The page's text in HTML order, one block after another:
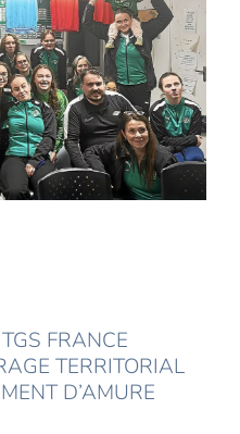
FRANCE
TERRITORIAL
D’AMURE